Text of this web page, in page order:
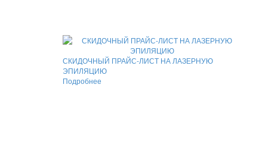
СКИДОЧНЫЙ ПРАЙС-ЛИСТ НА ЛАЗЕРНУЮ
ЭПИЛЯЦИЮ
Подробнее